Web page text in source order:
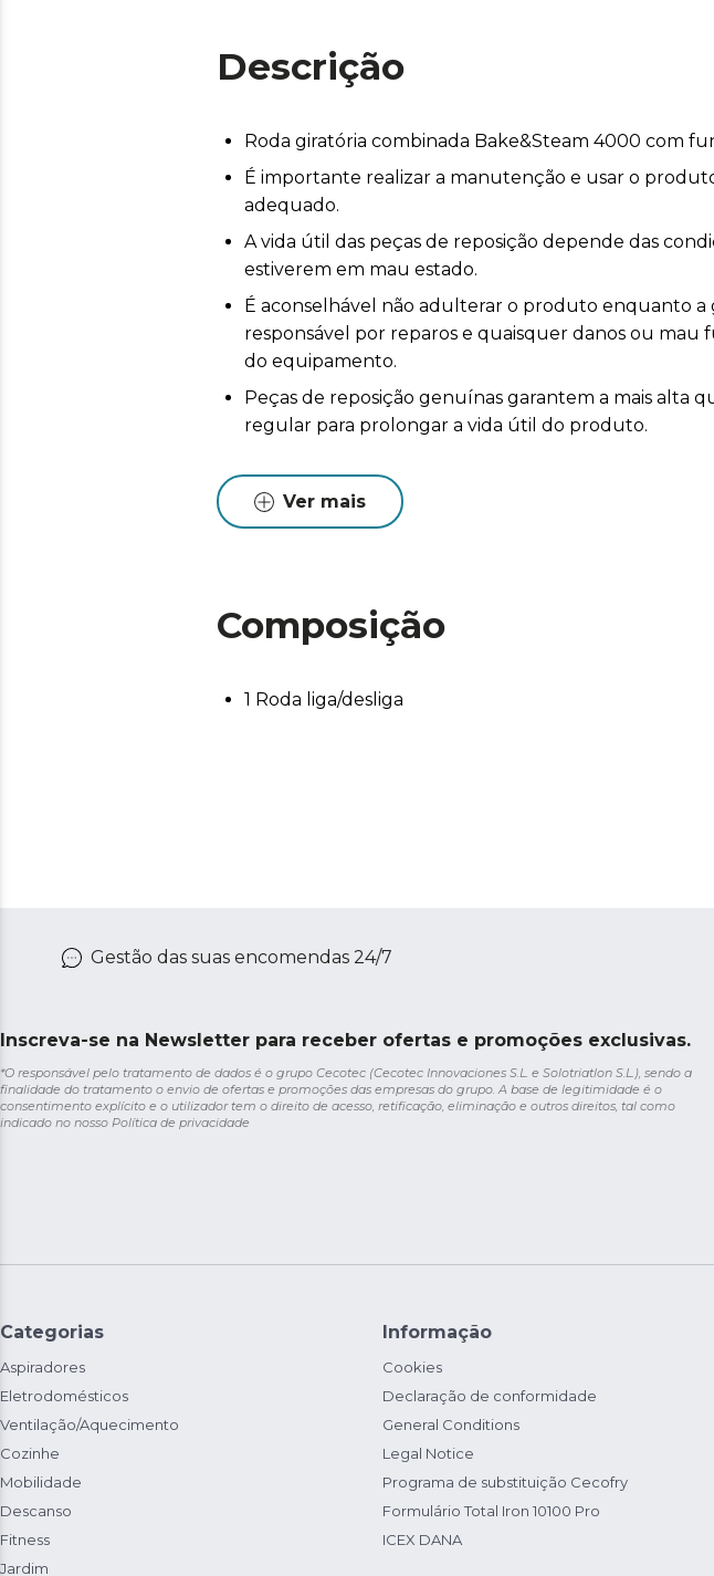
Descrição
Roda giratória combinada Bake&Steam 4000 com
É importante realizar a manutenção e usar o
adequado.
A vida útil das peças de reposição depende das
estiverem em mau estado.
É aconselhável não adulterar o produto enquanto a
responsável por reparos e quaisquer danos ou
do equipamento.
Peças de reposição genuínas garantem a mais alta
regular para prolongar a vida útil do produto.
Ver mais
Composição
1 Roda liga/desliga
Gestão das suas encomendas 24/7
Inscreva-se na Newsletter para receber ofertas e promoções exclusivas.
*O responsável pelo tratamento de dados é o grupo Cecotec (Cecotec Innovaciones S.L. e Solotriatlon S.L.), sendo a
finalidade do tratamento o envio de ofertas e promoções das empresas do grupo. A base de legitimidade é o
consentimento explícito e o utilizador tem o direito de acesso, retificação, eliminação e outros direitos, tal como
indicado no nosso Política de privacidade
Categorias
Aspiradores
Eletrodomésticos
Ventilação/Aquecimento
Cozinhe
Mobilidade
Descanso
Fitness
Jardim
Informação
Cookies
Declaração de conformidade
General Conditions
Legal Notice
Programa de substituição Cecofry
Formulário Total Iron 10100 Pro
ICEX DANA